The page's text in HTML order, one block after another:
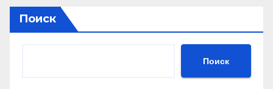
Поиск
Поиск